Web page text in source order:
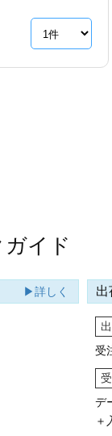
イド
▶詳しく 出
受
デ
＋